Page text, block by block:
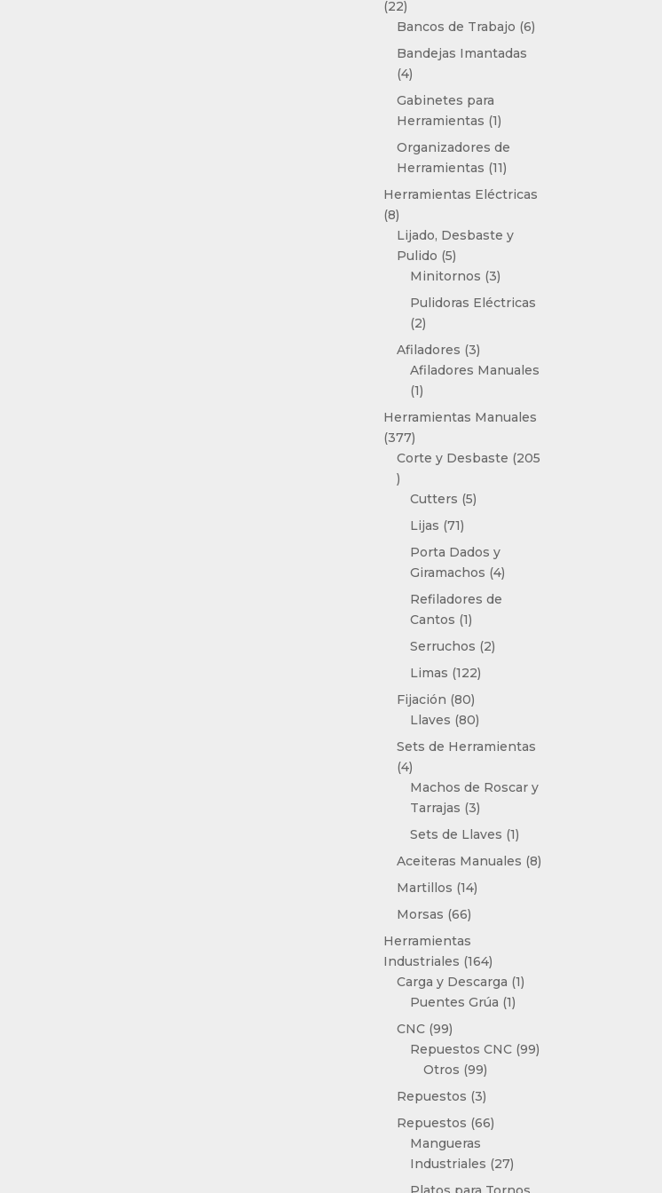
2222
productos
Bancos de Trabajo 66
Bandejas Imantadas
44
productos
Gabinetes para
Herramientas 11
producto
Organizadores de
Herramientas 1111
productos
Herramientas Eléctricas
88
productos
Lijado, Desbaste y
Pulido 55
productos
Minitornos 33
productos
Pulidoras Eléctricas
22
productos
Afiladores 33
productos
Afiladores Manuales
11
producto
Herramientas Manuales
377377
productos
Corte y Desbaste
205
205
productos
Cutters 55
Lijas 7171
productos
Porta Dados y
Giramachos 44
Refiladores de
Cantos 11
producto
Serruchos 22
Limas 122122
Fijación 8080
productos
Llaves 8080
productos
Sets de Herramientas
44
productos
Machos de Roscar y
Tarrajas 33
productos
Sets de Llaves 11
producto
Aceiteras Manuales 88
Martillos 1414
Morsas 6666
Herramientas
Industriales 164164
productos
Carga y Descarga 11
Puentes Grúa 11
CNC 9999
productos
Repuestos CNC 9999
Otros 9999
productos
Repuestos 33
productos
Repuestos 6666
Mangueras
Industriales
2727